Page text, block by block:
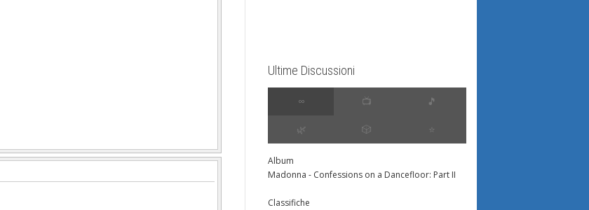
Ultime Discussioni
∞ 📺 🎵
🌿 🎲 ⭐️
Album
Madonna - Confessions on a Dancefloor: Part II
Classifiche